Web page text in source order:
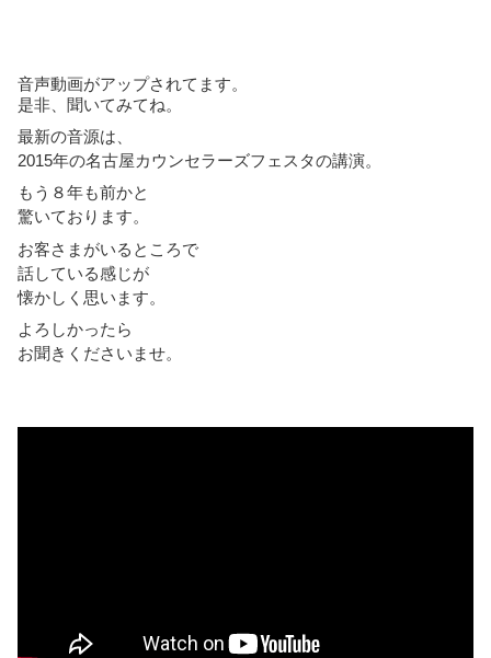
音声動画がアップされてます。
是非、聞いてみてね。
最新の音源は、
2015年の名古屋カウンセラーズフェスタの講演。
もう８年も前かと
驚いております。
お客さまがいるところで
話している感じが
懐かしく思います。
よろしかったら
お聞きくださいませ。